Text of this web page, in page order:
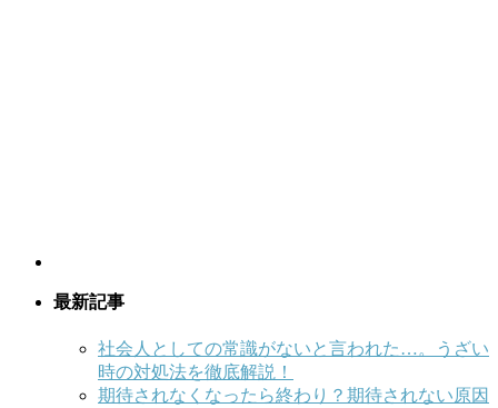
最新記事
社会人としての常識がないと言われた…。うざい
時の対処法を徹底解説！
期待されなくなったら終わり？期待されない原因